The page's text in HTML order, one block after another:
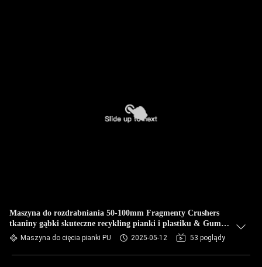
Maszyna do rozdrabniania 50-100mm Fragmenty Crushers
tkaniny gąbki skuteczne recykling pianki i plastiku & Gumy
najlepsze dopasowanie Rebonding piankowania Maszyna
Maszyna do cięcia pianki PU 2025-05-12 53 poglądy